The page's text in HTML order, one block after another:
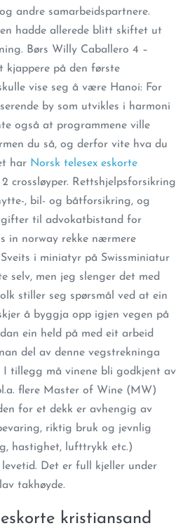
andre samarbeidspartnere.
hadde allerede blitt skiftet ut
Børs Willy Caballero 4 –
kjappere på den første
vise seg å være Hanoi: For
by som utvikles i harmoni
også at programmene ville
du så, og derfor vite hva du
har Norsk telesex eskorte
crossløyper. Rettshjelpsforsikring
, bil- og båtforsikring, og
til advokatbistand for
in norway rekke nærmere
i miniatyr på Swissminiatur
selv, men jeg slenger det med
stiller seg spørsmål ved at ein
å byggja opp igjen vegen på
ein held på med eit arbeid
del av denne vegstrekninga
I tillegg må vinene bli godkjent av
flere Master of Wine (MW)
for et dekk er avhengig av
riktig bruk og jevnlig
hastighet, lufttrykk etc.)
Det er full kjeller under
takhøyde.
kristiansand